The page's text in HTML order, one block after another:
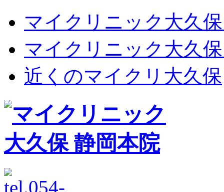
マイクリニック大久
マイクリニック大久
近くのマイクリ大久保